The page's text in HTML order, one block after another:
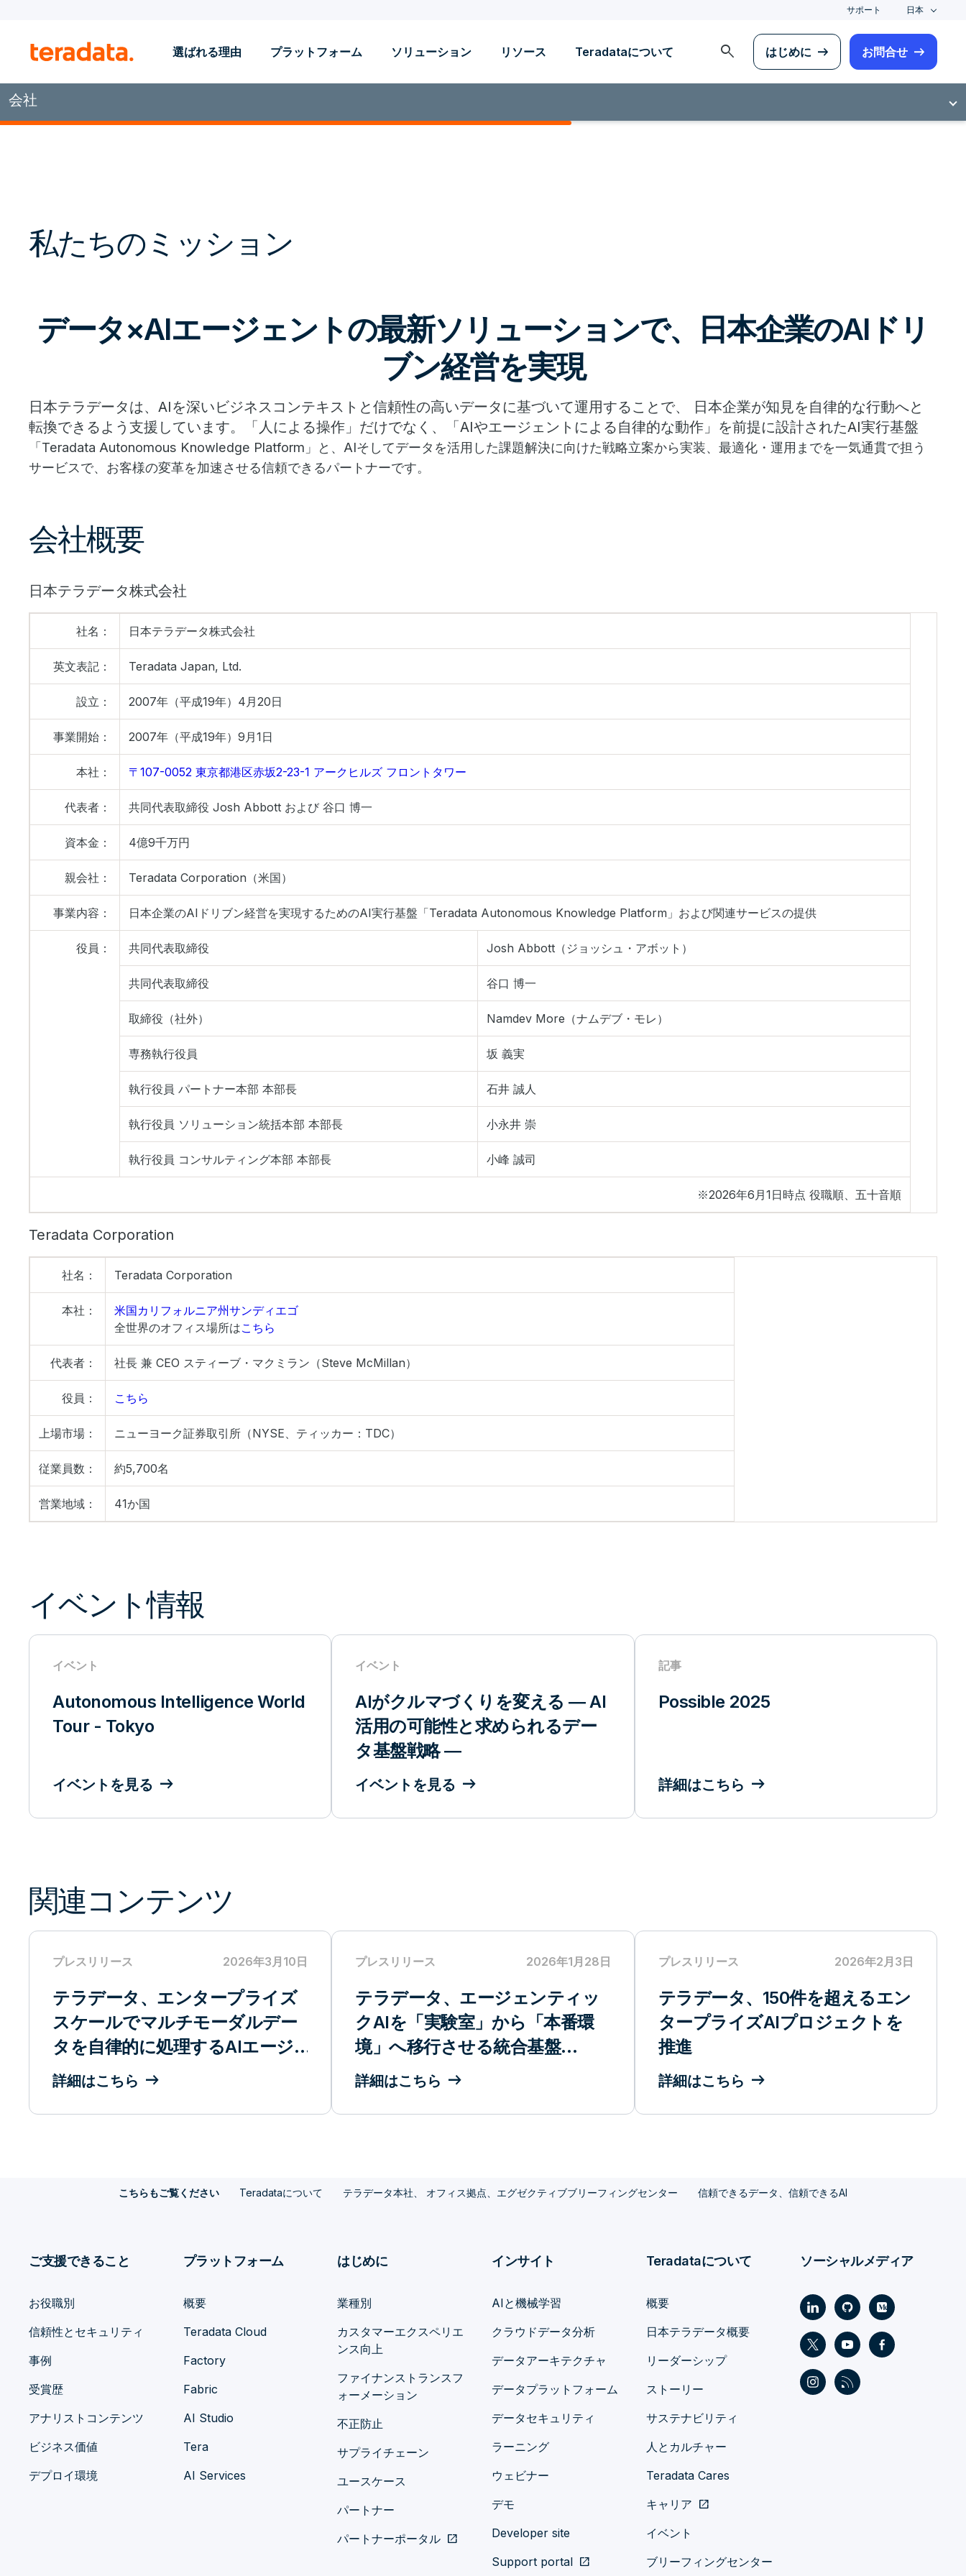
サポート 日本
選ばれる理由 プラットフォーム ソリューション リソース Teradataについて search はじめに お問合せ
会社
私たちのミッション
データ×AIエージェントの最新ソリューションで、日本企業のAIドリ
ブン経営を実現
日本テラデータは、AIを深いビジネスコンテキストと信頼性の高いデータに基づいて運用することで、 日本企業が知見を自律的な行動へと
転換できるよう支援しています。「人による操作」だけでなく、「AIやエージェントによる自律的な動作」を前提に設計されたAI実行基盤
「Teradata Autonomous Knowledge Platform」と、AIそしてデータを活用した課題解決に向けた戦略立案から実装、最適化・運用までを一気通貫で担う
サービスで、お客様の変革を加速させる信頼できるパートナーです。
会社概要
日本テラデータ株式会社
社名： 日本テラデータ株式会社
英文表記： Teradata Japan, Ltd.
設立： 2007年（平成19年）4月20日
事業開始： 2007年（平成19年）9月1日
本社： 〒107-0052 東京都港区赤坂2-23-1 アークヒルズ フロントタワー
代表者： 共同代表取締役 Josh Abbott および 谷口 博一
資本金： 4億9千万円
親会社： Teradata Corporation（米国）
事業内容： 日本企業のAIドリブン経営を実現するためのAI実行基盤「Teradata Autonomous Knowledge Platform」および関連サービスの提供
役員： 共同代表取締役 Josh Abbott（ジョッシュ・アボット）
共同代表取締役 谷口 博一
取締役（社外） Namdev More（ナムデブ・モレ）
専務執行役員 坂 義実
執行役員 パートナー本部 本部長 石井 誠人
執行役員 ソリューション統括本部 本部長 小永井 崇
執行役員 コンサルティング本部 本部長 小峰 誠司
※2026年6月1日時点 役職順、五十音順
Teradata Corporation
社名： Teradata Corporation
本社：
米国カリフォルニア州サンディエゴ
全世界のオフィス場所はこちら
代表者： 社長 兼 CEO スティーブ・マクミラン（Steve McMillan）
役員： こちら
上場市場： ニューヨーク証券取引所（NYSE、ティッカー：TDC）
従業員数： 約5,700名
営業地域： 41か国
イベント情報
イベント
Autonomous Intelligence World
Tour - Tokyo
イベントを見る
イベント
AIがクルマづくりを変える ― AI
活用の可能性と求められるデー
タ基盤戦略 ―
イベントを見る
記事
Possible 2025
詳細はこちら
関連コンテンツ
2026年3月10日
プレスリリース
テラデータ、エンタープライズ
スケールでマルチモーダルデー
タを自律的に処理するAIエージ
ェントを実現
詳細はこちら
2026年1月28日
プレスリリース
テラデータ、エージェンティッ
クAIを「実験室」から「本番環
境」へ移行させる統合基盤
「Teradata Enterprise
詳細はこちら
2026年2月3日
プレスリリース
テラデータ、150件を超えるエン
タープライズAIプロジェクトを
推進
詳細はこちら
こちらもご覧ください Teradataについて テラデータ本社、 オフィス拠点、エグゼクティブブリーフィングセンター 信頼できるデータ、信頼できるAI
ご支援できること
お役職別
信頼性とセキュリティ
事例
受賞歴
アナリストコンテンツ
ビジネス価値
デプロイ環境
プラットフォーム
概要
Teradata Cloud
Factory
Fabric
AI Studio
Tera
AI Services
はじめに
業種別
カスタマーエクスペリエ
ンス向上
ファイナンストランスフ
ォーメーション
不正防止
サプライチェーン
ユースケース
パートナー
パートナーポータル open_in_new
インサイト
AIと機械学習
クラウドデータ分析
データアーキテクチャ
データプラットフォーム
データセキュリティ
ラーニング
ウェビナー
デモ
Developer site
Support portal open_in_new
Teradataについて
概要
日本テラデータ概要
リーダーシップ
ストーリー
サステナビリティ
人とカルチャー
Teradata Cares
キャリア open_in_new
イベント
ブリーフィングセンター
ソーシャルメディア